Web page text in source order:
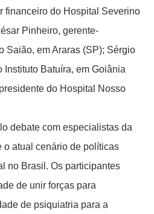
financeiro do Hospital Severino
Pinheiro, gerente-
Saião, em Araras (SP); Sérgio
Instituto Batuíra, em Goiânia
do Hospital Nosso
debate com especialistas da
o atual cenário de políticas
no Brasil. Os participantes
de unir forças para
de psiquiatria para a